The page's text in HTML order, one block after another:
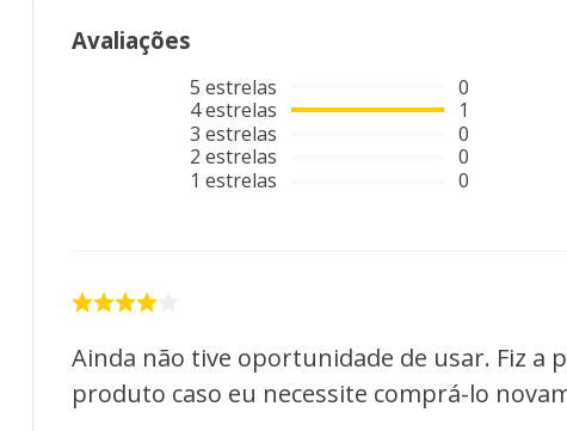
Avaliações
5 estrelas
4estrelas
3 estrelas
2 estrelas
1 estrelas
0
1
0
0
0
Ainda não tive oportunidade de usar. Fiz
produto caso eu necessite comprá-lo